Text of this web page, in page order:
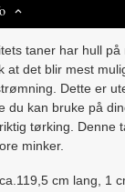
taner har hull på
at det blir mest
Dette er
du kan bruke på
tørking. Denne
minker.
cm lang, 1